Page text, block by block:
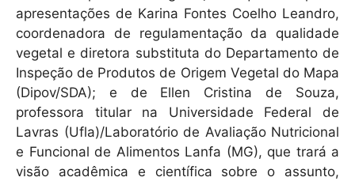
apresentações de Karina Fontes Coelho Leandro,
coordenadora de regulamentação da qualidade
vegetal e diretora substituta do Departamento de
Inspeção de Produtos de Origem Vegetal do Mapa
(Dipov/SDA); e de Ellen Cristina de Souza,
professora titular na Universidade Federal de
Lavras (Ufla)/Laboratório de Avaliação Nutricional
e Funcional de Alimentos Lanfa (MG), que trará a
visão acadêmica e científica sobre o assunto,